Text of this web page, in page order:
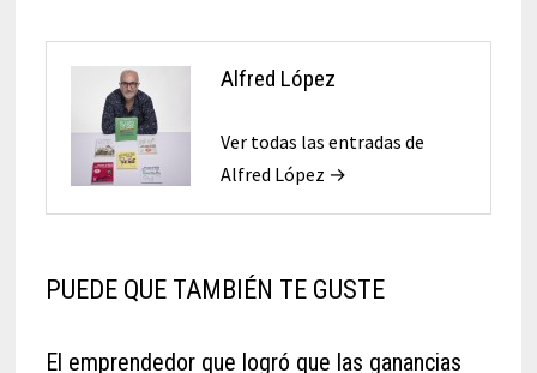
Alfred López
Ver todas las entradas de
Alfred López →
PUEDE QUE TAMBIÉN TE GUSTE
El emprendedor que logró que las ganancias